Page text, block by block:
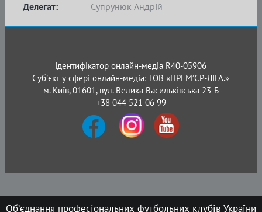
Делегат:
Супрунюк Андрій
Ідентифікатор онлайн-медіа R40-05906
Суб'єкт у сфері онлайн-медіа: ТОВ «ПРЕМ’ЄР-ЛІГА.»
м. Київ, 01601, вул. Велика Васильківська 23-Б
+38 044 521 06 99
Об’єднання професіональних футбольних клубів України